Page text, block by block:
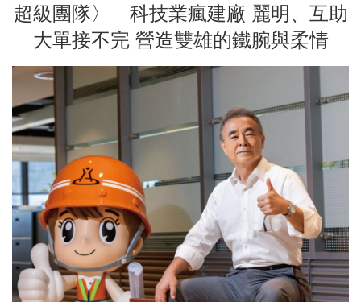
超級團隊〉 科技業瘋建廠 麗明、互助
大單接不完 營造雙雄的鐵腕與柔情